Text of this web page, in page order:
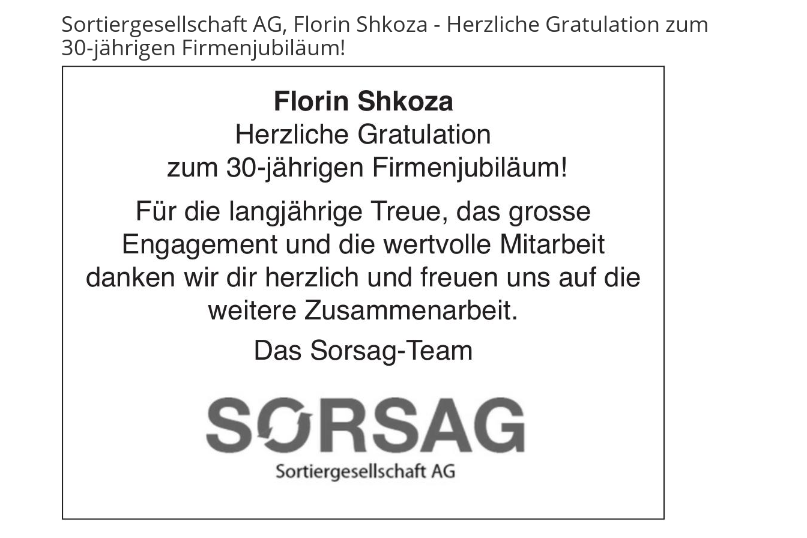
Sortiergesellschaft AG, Florin Shkoza - Herzliche Gratulation zum
30-jährigen Firmenjubiläum!